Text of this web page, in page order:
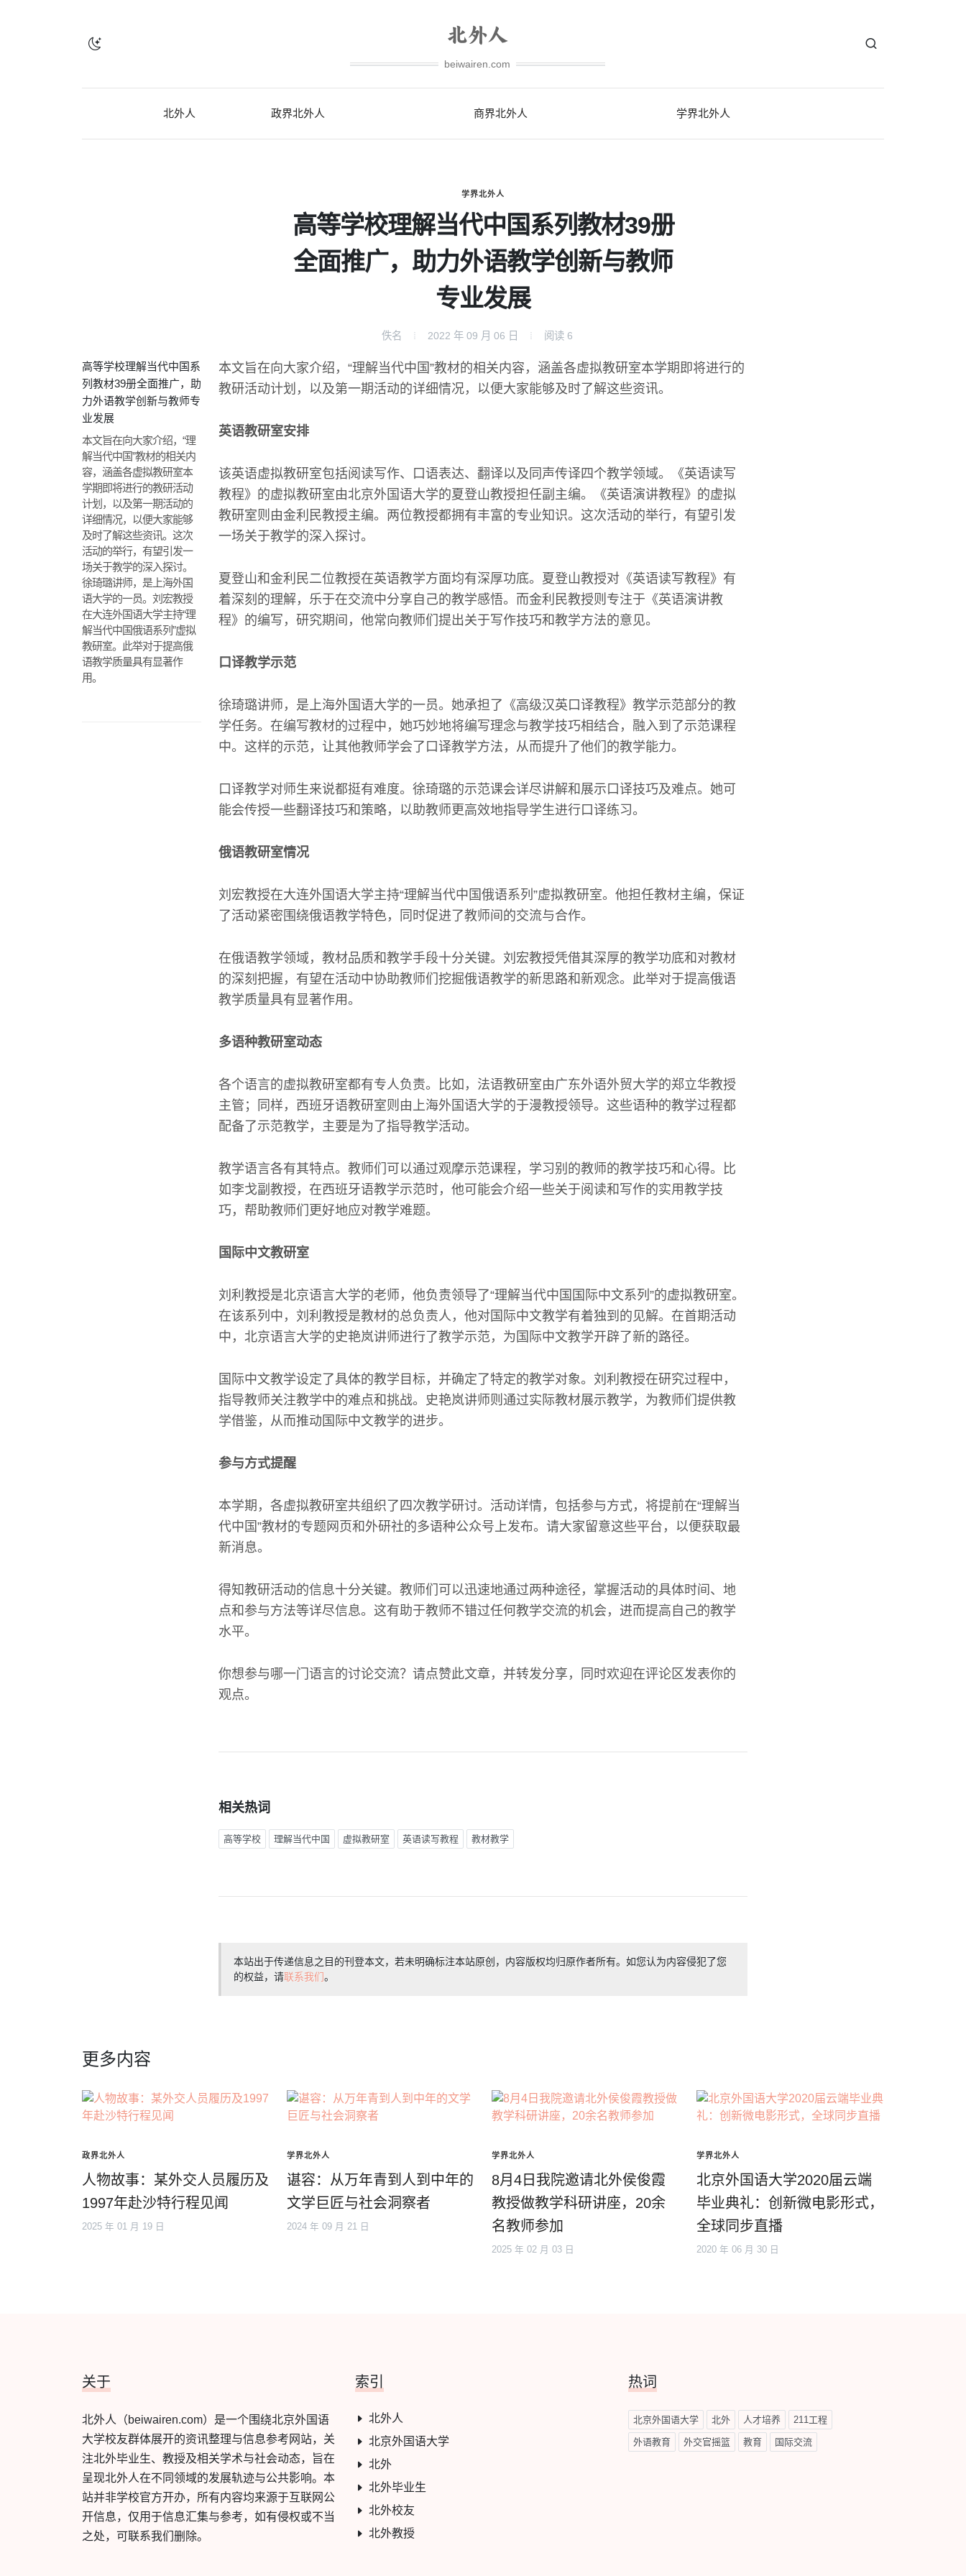
beiwairen.com
北外人 政界北外人 商界北外人 学界北外人
学界北外人
高等学校理解当代中国系列教材39册
全面推广，助力外语教学创新与教师
专业发展
佚名 2022 年 09 月 06 日 阅读 6
高等学校理解当代中国系
列教材39册全面推广，助
力外语教学创新与教师专
业发展
本文旨在向大家介绍，“理
解当代中国”教材的相关内
容，涵盖各虚拟教研室本
学期即将进行的教研活动
计划，以及第一期活动的
详细情况，以便大家能够
及时了解这些资讯。这次
活动的举行，有望引发一
场关于教学的深入探讨。
徐琦璐讲师，是上海外国
语大学的一员。刘宏教授
在大连外国语大学主持“理
解当代中国俄语系列”虚拟
教研室。此举对于提高俄
语教学质量具有显著作
用。
本文旨在向大家介绍，“理解当代中国”教材的相关内容，涵盖各虚拟教研室本学期即将进行的
教研活动计划，以及第一期活动的详细情况，以便大家能够及时了解这些资讯。
英语教研室安排
该英语虚拟教研室包括阅读写作、口语表达、翻译以及同声传译四个教学领域。《英语读写
教程》的虚拟教研室由北京外国语大学的夏登山教授担任副主编。《英语演讲教程》的虚拟
教研室则由金利民教授主编。两位教授都拥有丰富的专业知识。这次活动的举行，有望引发
一场关于教学的深入探讨。
夏登山和金利民二位教授在英语教学方面均有深厚功底。夏登山教授对《英语读写教程》有
着深刻的理解，乐于在交流中分享自己的教学感悟。而金利民教授则专注于《英语演讲教
程》的编写，研究期间，他常向教师们提出关于写作技巧和教学方法的意见。
口译教学示范
徐琦璐讲师，是上海外国语大学的一员。她承担了《高级汉英口译教程》教学示范部分的教
学任务。在编写教材的过程中，她巧妙地将编写理念与教学技巧相结合，融入到了示范课程
中。这样的示范，让其他教师学会了口译教学方法，从而提升了他们的教学能力。
口译教学对师生来说都挺有难度。徐琦璐的示范课会详尽讲解和展示口译技巧及难点。她可
能会传授一些翻译技巧和策略，以助教师更高效地指导学生进行口译练习。
俄语教研室情况
刘宏教授在大连外国语大学主持“理解当代中国俄语系列”虚拟教研室。他担任教材主编，保证
了活动紧密围绕俄语教学特色，同时促进了教师间的交流与合作。
在俄语教学领域，教材品质和教学手段十分关键。刘宏教授凭借其深厚的教学功底和对教材
的深刻把握，有望在活动中协助教师们挖掘俄语教学的新思路和新观念。此举对于提高俄语
教学质量具有显著作用。
多语种教研室动态
各个语言的虚拟教研室都有专人负责。比如，法语教研室由广东外语外贸大学的郑立华教授
主管；同样，西班牙语教研室则由上海外国语大学的于漫教授领导。这些语种的教学过程都
配备了示范教学，主要是为了指导教学活动。
教学语言各有其特点。教师们可以通过观摩示范课程，学习别的教师的教学技巧和心得。比
如李戈副教授，在西班牙语教学示范时，他可能会介绍一些关于阅读和写作的实用教学技
巧，帮助教师们更好地应对教学难题。
国际中文教研室
刘利教授是北京语言大学的老师，他负责领导了“理解当代中国国际中文系列”的虚拟教研室。
在该系列中，刘利教授是教材的总负责人，他对国际中文教学有着独到的见解。在首期活动
中，北京语言大学的史艳岚讲师进行了教学示范，为国际中文教学开辟了新的路径。
国际中文教学设定了具体的教学目标，并确定了特定的教学对象。刘利教授在研究过程中，
指导教师关注教学中的难点和挑战。史艳岚讲师则通过实际教材展示教学，为教师们提供教
学借鉴，从而推动国际中文教学的进步。
参与方式提醒
本学期，各虚拟教研室共组织了四次教学研讨。活动详情，包括参与方式，将提前在“理解当
代中国”教材的专题网页和外研社的多语种公众号上发布。请大家留意这些平台，以便获取最
新消息。
得知教研活动的信息十分关键。教师们可以迅速地通过两种途径，掌握活动的具体时间、地
点和参与方法等详尽信息。这有助于教师不错过任何教学交流的机会，进而提高自己的教学
水平。
你想参与哪一门语言的讨论交流？请点赞此文章，并转发分享，同时欢迎在评论区发表你的
观点。
相关热词
高等学校 理解当代中国 虚拟教研室 英语读写教程 教材教学
本站出于传递信息之目的刊登本文，若未明确标注本站原创，内容版权均归原作者所有。如您认为内容侵犯了您
的权益，请联系我们。
更多内容
政界北外人
人物故事：某外交人员履历及
1997年赴沙特行程见闻
2025 年 01 月 19 日
学界北外人
谌容：从万年青到人到中年的
文学巨匠与社会洞察者
2024 年 09 月 21 日
学界北外人
8月4日我院邀请北外侯俊霞
教授做教学科研讲座，20余
名教师参加
2025 年 02 月 03 日
学界北外人
北京外国语大学2020届云端
毕业典礼：创新微电影形式，
全球同步直播
2020 年 06 月 30 日
关于
北外人（beiwairen.com）是一个围绕北京外国语
大学校友群体展开的资讯整理与信息参考网站，关
注北外毕业生、教授及相关学术与社会动态，旨在
呈现北外人在不同领域的发展轨迹与公共影响。本
站并非学校官方开办，所有内容均来源于互联网公
开信息，仅用于信息汇集与参考，如有侵权或不当
之处，可联系我们删除。
索引
北外人
北京外国语大学
北外
北外毕业生
北外校友
北外教授
热词
北京外国语大学 北外 人才培养 211工程
外语教育 外交官摇篮 教育 国际交流